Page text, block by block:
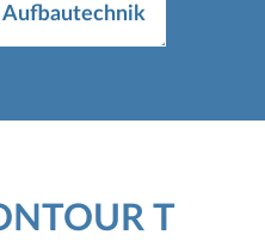
Aufbautechnik
T